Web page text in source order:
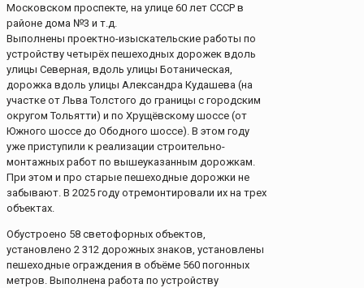
Московском проспекте, на улице 60 лет СССР в
районе дома №3 и т.д.
Выполнены проектно-изыскательские работы по
устройству четырёх пешеходных дорожек вдоль
улицы Северная, вдоль улицы Ботаническая,
дорожка вдоль улицы Александра Кудашева (на
участке от Льва Толстого до границы с городским
округом Тольятти) и по Хрущёвскому шоссе (от
Южного шоссе до Ободного шоссе). В этом году
уже приступили к реализации строительно-
монтажных работ по вышеуказанным дорожкам.
При этом и про старые пешеходные дорожки не
забывают. В 2025 году отремонтировали их на трех
объектах.
Обустроено 58 светофорных объектов,
установлено 2 312 дорожных знаков, установлены
пешеходные ограждения в объёме 560 погонных
метров. Выполнена работа по устройству